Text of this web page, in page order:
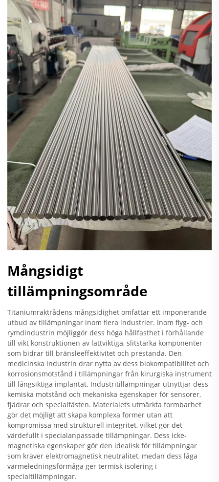
Mångsidigt
tillämpningsområde
Titaniumraktrådens mångsidighet omfattar ett imponerande
utbud av tillämpningar inom flera industrier. Inom flyg- och
rymdindustrin möjliggör dess höga hållfasthet i förhållande
till vikt konstruktionen av lättviktiga, slitstarka komponenter
som bidrar till bränsleeffektivitet och prestanda. Den
medicinska industrin drar nytta av dess biokompatibilitet och
korrosionsmotstånd i tillämpningar från kirurgiska instrument
till långsiktiga implantat. Industritillämpningar utnyttjar dess
kemiska motstånd och mekaniska egenskaper för sensorer,
fjädrar och specialfästen. Materialets utmärkta formbarhet
gör det möjligt att skapa komplexa former utan att
kompromissa med strukturell integritet, vilket gör det
värdefullt i specialanpassade tillämpningar. Dess icke-
magnetiska egenskaper gör den idealisk för tillämpningar
som kräver elektromagnetisk neutralitet, medan dess låga
värmeledningsförmåga ger termisk isolering i
specialtillämpningar.